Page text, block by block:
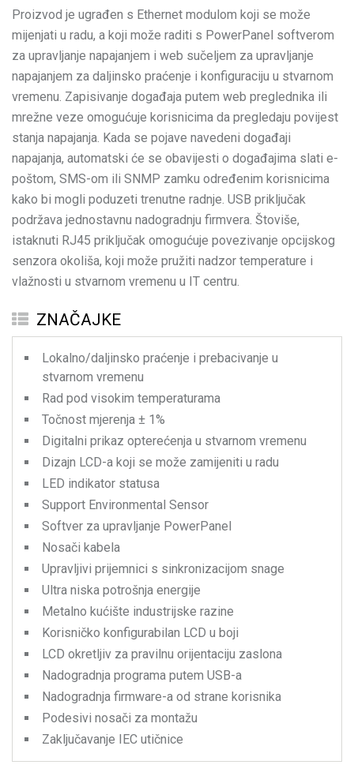
Proizvod je ugrađen s Ethernet modulom koji se može
mijenjati u radu, a koji može raditi s PowerPanel softverom
za upravljanje napajanjem i web sučeljem za upravljanje
napajanjem za daljinsko praćenje i konfiguraciju u stvarnom
vremenu. Zapisivanje događaja putem web preglednika ili
mrežne veze omogućuje korisnicima da pregledaju povijest
stanja napajanja. Kada se pojave navedeni događaji
napajanja, automatski će se obavijesti o događajima slati e-
poštom, SMS-om ili SNMP zamku određenim korisnicima
kako bi mogli poduzeti trenutne radnje. USB priključak
podržava jednostavnu nadogradnju firmvera. Štoviše,
istaknuti RJ45 priključak omogućuje povezivanje opcijskog
senzora okoliša, koji može pružiti nadzor temperature i
vlažnosti u stvarnom vremenu u IT centru.
ZNAČAJKE
Lokalno/daljinsko praćenje i prebacivanje u
stvarnom vremenu
Rad pod visokim temperaturama
Točnost mjerenja ± 1%
Digitalni prikaz opterećenja u stvarnom vremenu
Dizajn LCD-a koji se može zamijeniti u radu
LED indikator statusa
Support Environmental Sensor
Softver za upravljanje PowerPanel
Nosači kabela
Upravljivi prijemnici s sinkronizacijom snage
Ultra niska potrošnja energije
Metalno kućište industrijske razine
Korisničko konfigurabilan LCD u boji
LCD okretljiv za pravilnu orijentaciju zaslona
Nadogradnja programa putem USB-a
Nadogradnja firmware-a od strane korisnika
Podesivi nosači za montažu
Zaključavanje IEC utičnice